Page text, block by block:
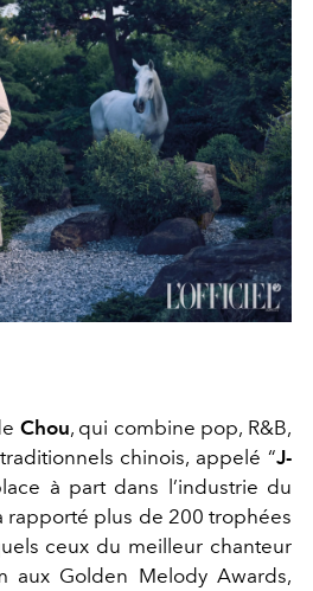
Chou, qui combine pop, R&B,
chinois, appelé “J-
à part dans l’industrie du
rapporté plus de 200 trophées
ceux du meilleur chanteur
aux Golden Melody Awards,